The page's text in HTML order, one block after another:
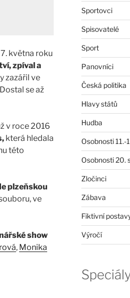
května roku
zpíval a
zazářil ve
se až
v roce 2016
která hledala
této
plzeňskou
ve
show
, Monika
Sportovci
Spisovatelé
Sport
Panovníci
Česká politika
Hlavy států
Hudba
Osobnosti 11.-
Osobnosti 20.
Zločinci
Zábava
Fiktivní
Výročí